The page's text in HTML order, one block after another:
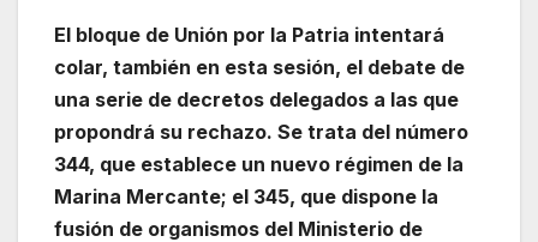
El bloque de Unión por la Patria intentará
colar, también en esta sesión, el debate de
una serie de decretos delegados a las que
propondrá su rechazo. Se trata del número
344, que establece un nuevo régimen de la
Marina Mercante; el 345, que dispone la
fusión de organismos del Ministerio de